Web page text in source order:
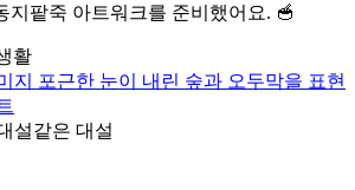
지팥죽 아트워크를 준비했어요. 🥣
활
설같은 대설